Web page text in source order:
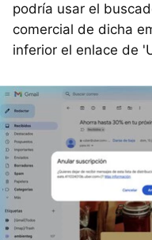
podría usar el
comercial de dicha
inferior el enlace de